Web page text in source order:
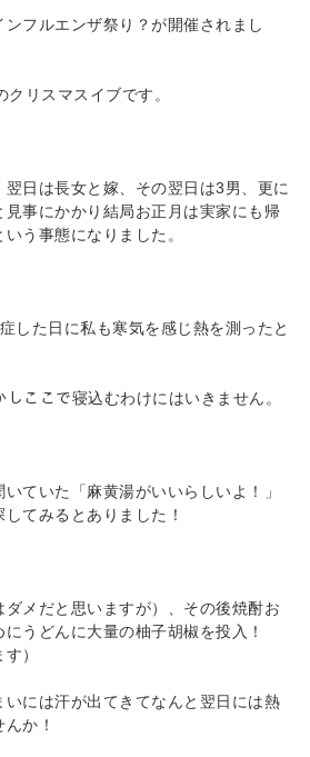
フルエンザ祭り？が開催されまし
リスマスイブです。
日は長女と嫁、その翌日は3男、更に
事にかかり結局お正月は実家にも帰
う事態になりました。
した日に私も寒気を感じ熱を測ったと
ここで寝込むわけにはいきません。
ていた「麻黄湯がいいらしいよ！」
てみるとありました！
メだと思いますが）、その後焼酎お
うどんに大量の柚子胡椒を投入！
）
には汗が出てきてなんと翌日には熱
か！